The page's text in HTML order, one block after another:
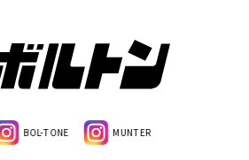
BOL-TONE MUNTER